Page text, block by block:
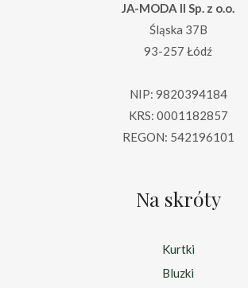
JA-MODA II Sp. z o.o.
Śląska 37B
93-257 Łódź
NIP: 9820394184
KRS: 0001182857
REGON: 542196101
Na skróty
Kurtki
Bluzki